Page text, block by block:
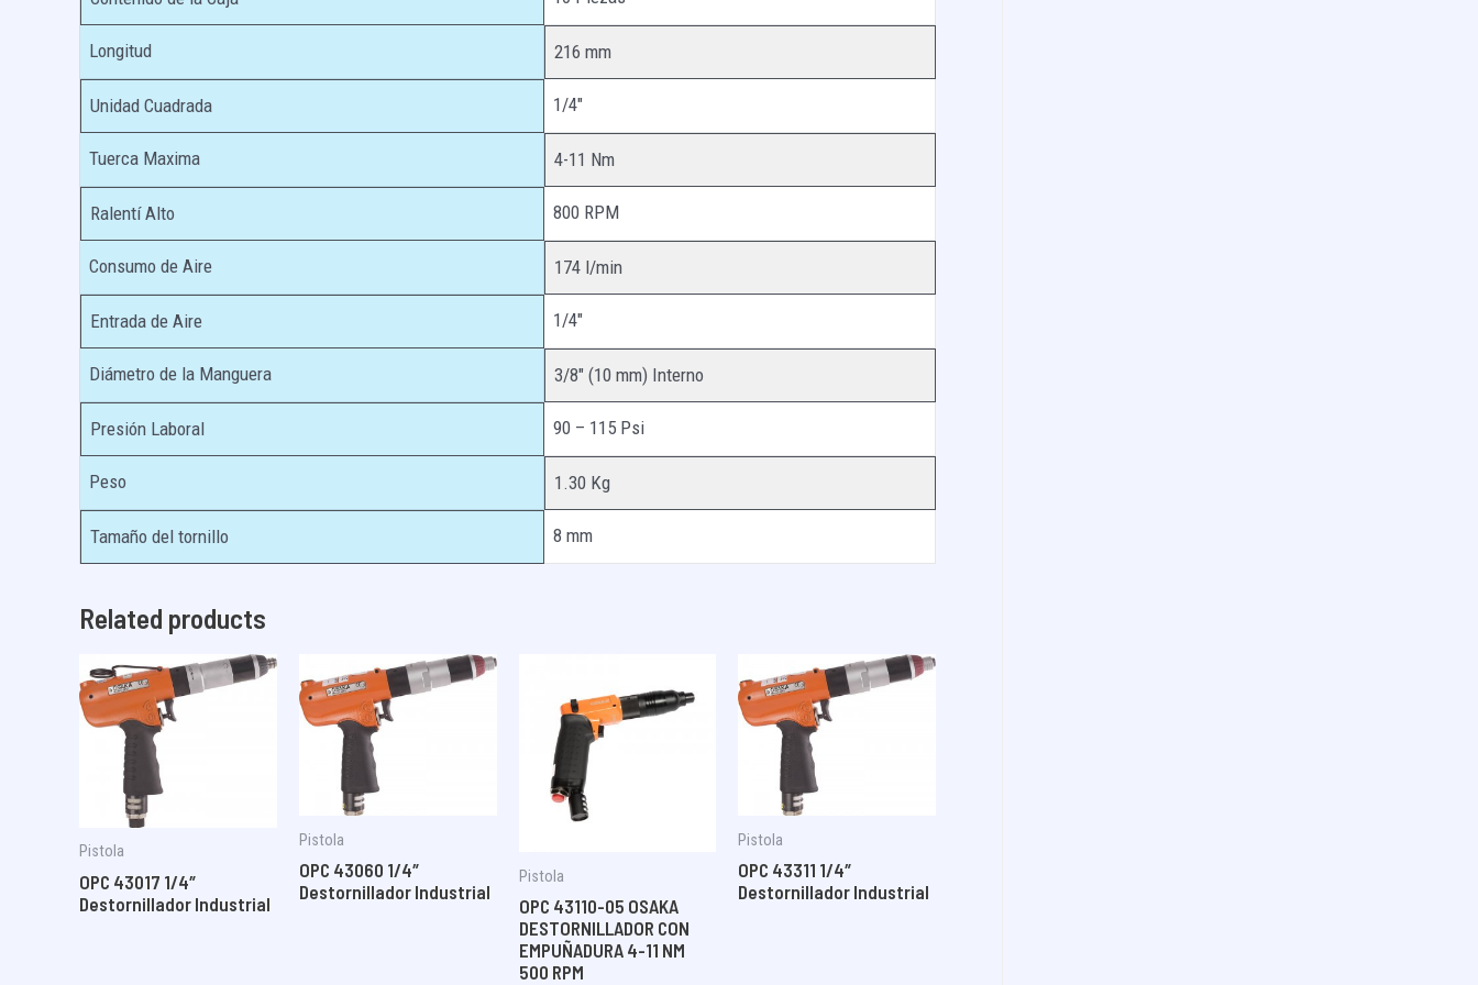
Longitud 216 mm
Unidad Cuadrada 1/4″
Tuerca Maxima 4-11 Nm
Ralentí Alto 800 RPM
Consumo de Aire 174 l/min
Entrada de Aire 1/4″
Diámetro de la Manguera 3/8″ (10 mm) Interno
Presión Laboral 90 – 115 Psi
Peso 1.30 Kg
Tamaño del tornillo 8 mm
Related products
Pistola
OPC 43017 1/4″
Destornillador Industrial
Pistola
OPC 43060 1/4″
Destornillador Industrial
Pistola
OPC 43110-05 OSAKA
DESTORNILLADOR CON
EMPUÑADURA 4-11 NM
500 RPM
Pistola
OPC 43311 1/4″
Destornillador Industrial